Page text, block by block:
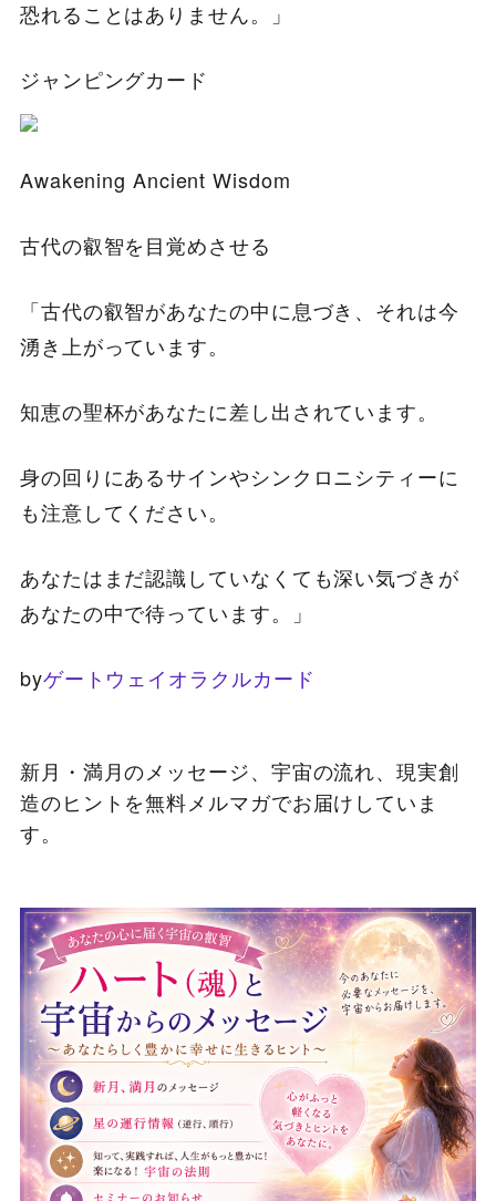
恐れることはありません。」
ジャンピングカード
Awakening Ancient Wisdom
古代の叡智を目覚めさせる
「古代の叡智があなたの中に息づき、それは今
湧き上がっています。
知恵の聖杯があなたに差し出されています。
身の回りにあるサインやシンクロニシティーに
も注意してください。
あなたはまだ認識していなくても深い気づきが
あなたの中で待っています。」
byゲートウェイオラクルカード
新月・満月のメッセージ、宇宙の流れ、現実創
造のヒントを無料メルマガでお届けしていま
す。